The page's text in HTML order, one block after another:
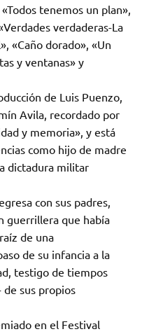
tenemos un plan»,
verdaderas-La
«Caño dorado», «Un
y ventanas» y
de Luis Puenzo,
Avila, recordado por
y memoria», y está
como hijo de madre
dictadura militar
con sus padres,
guerrillera que había
de una
de su infancia a la
testigo de tiempos
sus propios
en el Festival